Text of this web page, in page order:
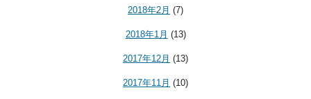
2018年2月 (7)
2018年1月 (13)
2017年12月 (13)
2017年11月 (10)